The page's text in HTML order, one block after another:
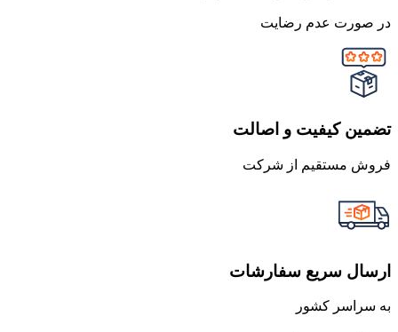
در صورت عدم رضایت
تضمین کیفیت و اصالت
فروش مستقیم از شرکت
ارسال سریع سفارشات
به سراسر کشور